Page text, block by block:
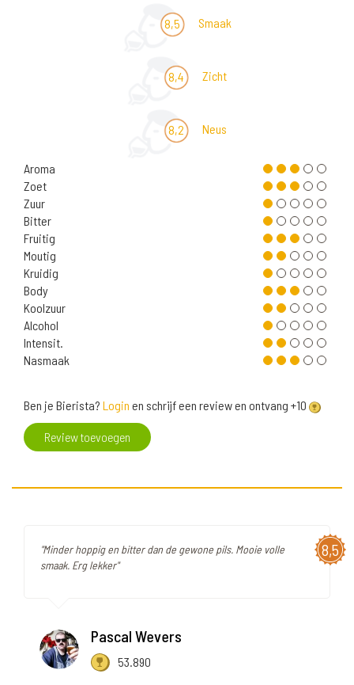
8,5 Smaak
8,4 Zicht
8,2 Neus
Aroma
Zoet
Zuur
Bitter
Fruitig
Moutig
Kruidig
Body
Koolzuur
Alcohol
Intensit.
Nasmaak
Ben je Bierista? Login en schrijf een review en ontvang +10
Review toevoegen
8,5
"Minder hoppig en bitter dan de gewone pils. Mooie volle
smaak. Erg lekker"
Pascal Wevers
53.890